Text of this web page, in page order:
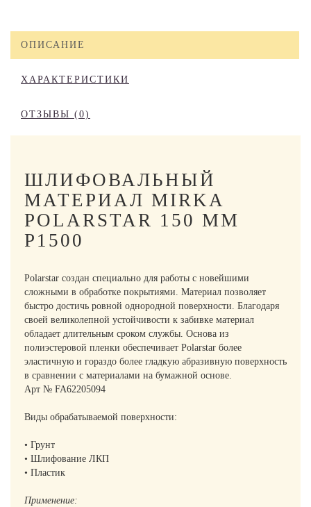
ОПИСАНИЕ
ХАРАКТЕРИСТИКИ
ОТЗЫВЫ (0)
ШЛИФОВАЛЬНЫЙ
МАТЕРИАЛ MIRKA
POLARSTAR 150 ММ
Р1500
Polarstar создан специально для работы с новейшими
сложными в обработке покрытиями. Материал позволяет
быстро достичь ровной однородной поверхности. Благодаря
своей великолепной устойчивости к забивке материал
обладает длительным сроком службы. Основа из
полиэстеровой пленки обеспечивает Polarstar более
эластичную и гораздо более гладкую абразивную поверхность
в сравнении с материалами на бумажной основе.
Арт № FA62205094
Виды обрабатываемой поверхности:
• Грунт
• Шлифование ЛКП
• Пластик
Применение: